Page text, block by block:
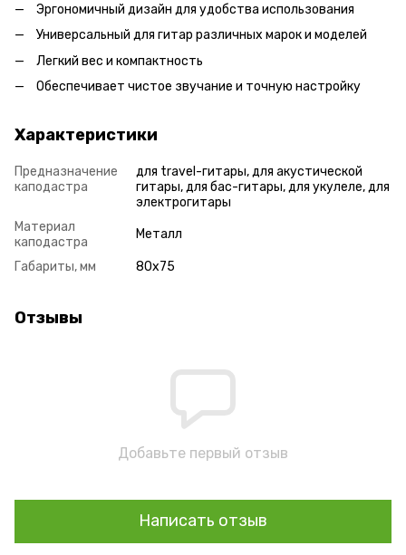
Эргономичный дизайн для удобства использования
Универсальный для гитар различных марок и моделей
Легкий вес и компактность
Обеспечивает чистое звучание и точную настройку
Характеристики
Предназначение
каподастра
для travel-гитары, для акустической
гитары, для бас-гитары, для укулеле, для
электрогитары
Материал
каподастра
Металл
Габариты, мм 80x75
Отзывы
Добавьте первый отзыв
Написать отзыв